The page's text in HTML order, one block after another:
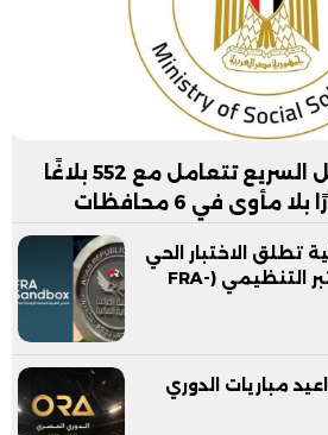
التضامن: فرق التدخل السريع تتعامل مع 552 بلاغًا
مأوى في 6 محافظات
تطلق الاختبار الحي
لمشروعين داخل المختبر التنظيمي (FRA-
مباريات الدوري